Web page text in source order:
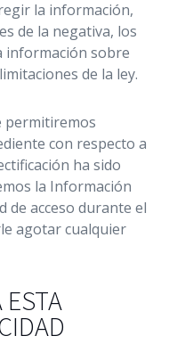
la información,
de la negativa, los
información sobre
de la ley.
permitiremos
con respecto a
ha sido
la Información
de acceso durante el
agotar cualquier